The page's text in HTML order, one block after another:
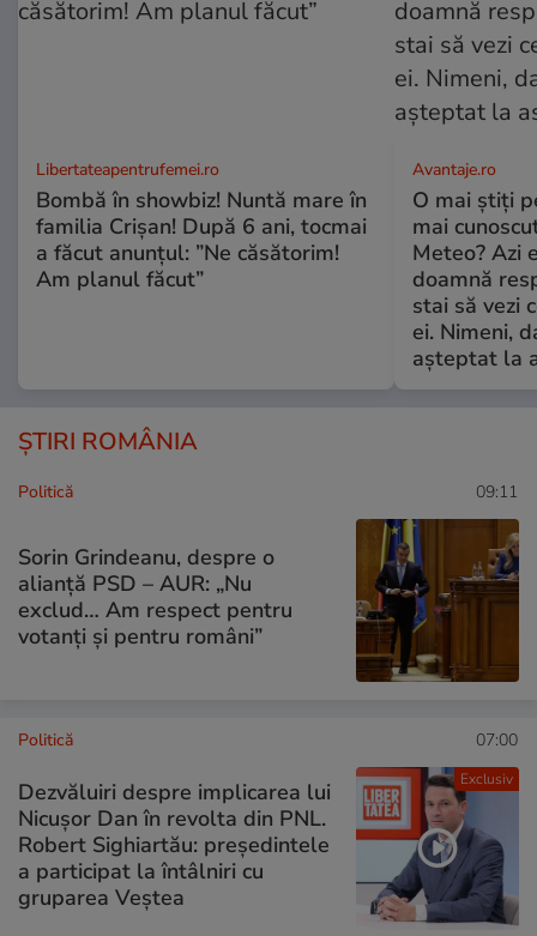
Libertateapentrufemei.ro
Bombă în showbiz! Nuntă mare în
familia Crișan! După 6 ani, tocmai
a făcut anunțul: ”Ne căsătorim!
Am planul făcut”
Avantaje.ro
O mai știți
mai
Meteo? Azi
doamnă
stai să vezi
ei. Nimeni,
așteptat la
ȘTIRI ROMÂNIA
Politică 09:11
Sorin Grindeanu, despre o
alianță PSD – AUR: „Nu
exclud… Am respect pentru
votanți și pentru români”
Exclusiv
Politică 07:00
Dezvăluiri despre implicarea lui
Nicușor Dan în revolta din PNL.
Robert Sighiartău: președintele
a participat la întâlniri cu
gruparea Veștea